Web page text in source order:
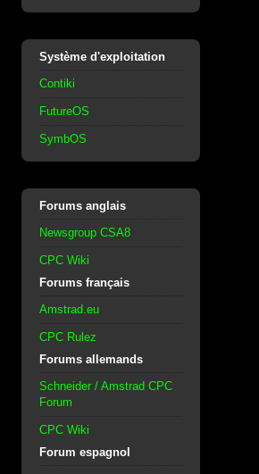
Système d'exploitation
Contiki
FutureOS
SymbOS
Forums anglais
Newsgroup CSA8
CPC Wiki
Forums français
Amstrad.eu
CPC Rulez
Forums allemands
Schneider / Amstrad CPC
Forum
CPC Wiki
Forum espagnol